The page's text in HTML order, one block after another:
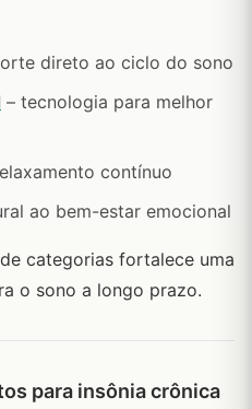
direto ao ciclo do sono
– tecnologia para melhor
contínuo
ao bem-estar emocional
categorias fortalece uma
o sono a longo prazo.
para insônia crônica